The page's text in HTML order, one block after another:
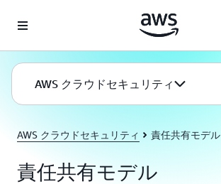
AWS クラウドセキュリティ
AWS クラウドセキュリティ 責任共有モデル
責任共有モデル